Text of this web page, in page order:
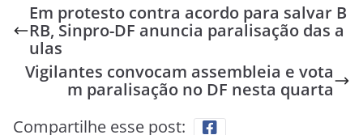
Em protesto contra acordo para salvar B
RB, Sinpro-DF anuncia paralisação das a
ulas
Vigilantes convocam assembleia e vota
m paralisação no DF nesta quarta
Compartilhe esse post: